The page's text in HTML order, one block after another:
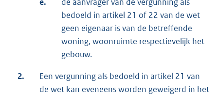
bedoeld in artikel 21 of 22 van de wet
geen eigenaar is van de betreffende
woning, woonruimte respectievelijk het
gebouw.
2.
Een vergunning als bedoeld in artikel 21 van
de wet kan eveneens worden geweigerd in het